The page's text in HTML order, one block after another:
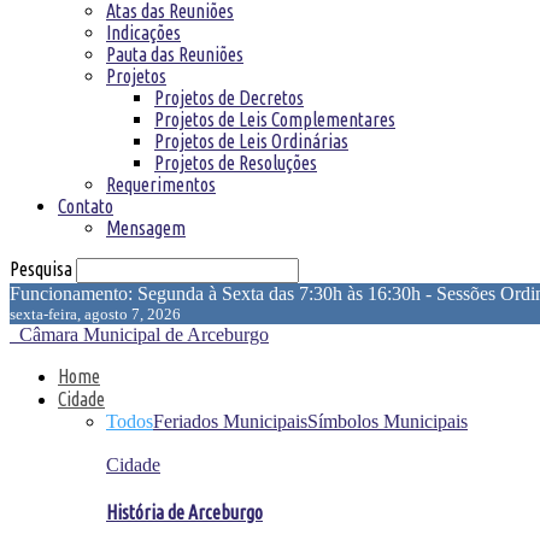
Atas das Reuniões
Indicações
Pauta das Reuniões
Projetos
Projetos de Decretos
Projetos de Leis Complementares
Projetos de Leis Ordinárias
Projetos de Resoluções
Requerimentos
Contato
Mensagem
Pesquisa
Funcionamento: Segunda à Sexta das 7:30h às 16:30h - Sessões
sexta-feira, agosto 7, 2026
Câmara Municipal de Arceburgo
Home
Cidade
TodosFeriados MunicipaisSímbolos Municipais
Cidade
História de Arceburgo